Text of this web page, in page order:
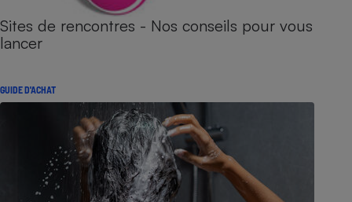
Sites de rencontres - Nos conseils pour vous
lancer
GUIDE D'ACHAT